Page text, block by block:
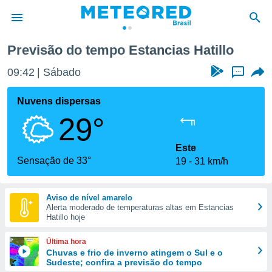
da
fornecidas
a este
das
e
forma
digital
Previsão do tempo Estancias Hatillo
09:42 Sábado ...
Nuvens dispersas
29°
Sensação de 33°
Este
19
31 km/h
Aviso de nível amarelo
Alerta moderado de temperaturas altas em Estancias
Hatillo hoje
Última hora
Chuvas e frio de inverno atingem o Sul e o
Sudeste; confira a previsão do tempo